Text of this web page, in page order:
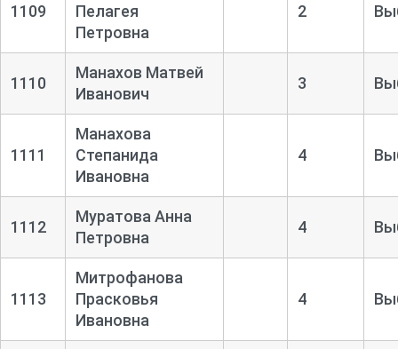
1109
Пелагея
Петровна
2
1110
Манахов Матвей
Иванович
3
1111
Манахова
Степанида
Ивановна
4
1112
Муратова Анна
Петровна
4
1113
Митрофанова
Прасковья
Ивановна
4